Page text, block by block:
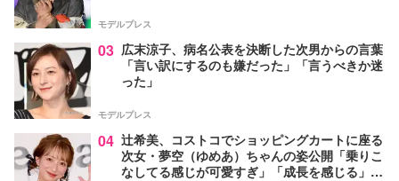
モデルプレス
03 広末涼子、病名公表を決断した次男からの言葉
「言い訳にするのも嫌だった」「言うべきか迷
った」
モデルプレス
04 辻希美、コストコでショッピングカートに座る
次女・夢空（ゆめあ）ちゃんの姿公開「乗りこ
なしてる感じが可愛すぎ」「成長を感じる」の